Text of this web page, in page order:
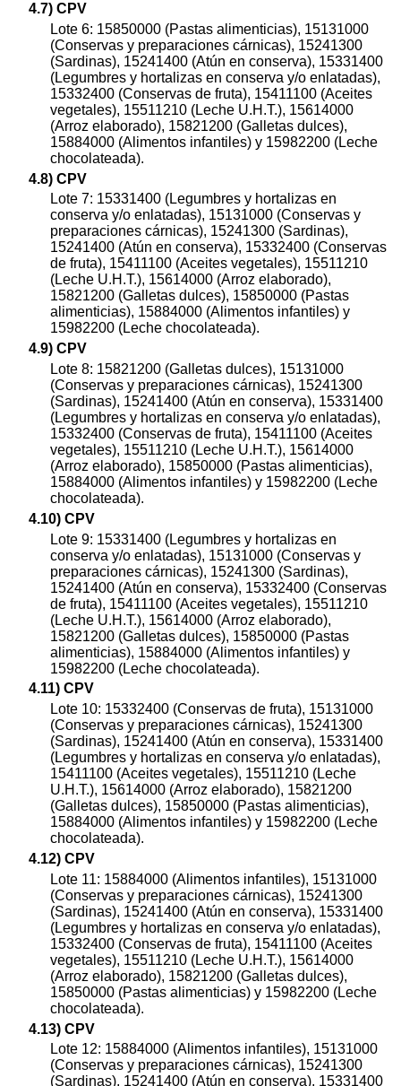
4.7) CPV
Lote 6: 15850000 (Pastas alimenticias), 15131000
(Conservas y preparaciones cárnicas), 15241300
(Sardinas), 15241400 (Atún en conserva), 15331400
(Legumbres y hortalizas en conserva y/o enlatadas),
15332400 (Conservas de fruta), 15411100 (Aceites
vegetales), 15511210 (Leche U.H.T.), 15614000
(Arroz elaborado), 15821200 (Galletas dulces),
15884000 (Alimentos infantiles) y 15982200 (Leche
chocolateada).
4.8) CPV
Lote 7: 15331400 (Legumbres y hortalizas en
conserva y/o enlatadas), 15131000 (Conservas y
preparaciones cárnicas), 15241300 (Sardinas),
15241400 (Atún en conserva), 15332400 (Conservas
de fruta), 15411100 (Aceites vegetales), 15511210
(Leche U.H.T.), 15614000 (Arroz elaborado),
15821200 (Galletas dulces), 15850000 (Pastas
alimenticias), 15884000 (Alimentos infantiles) y
15982200 (Leche chocolateada).
4.9) CPV
Lote 8: 15821200 (Galletas dulces), 15131000
(Conservas y preparaciones cárnicas), 15241300
(Sardinas), 15241400 (Atún en conserva), 15331400
(Legumbres y hortalizas en conserva y/o enlatadas),
15332400 (Conservas de fruta), 15411100 (Aceites
vegetales), 15511210 (Leche U.H.T.), 15614000
(Arroz elaborado), 15850000 (Pastas alimenticias),
15884000 (Alimentos infantiles) y 15982200 (Leche
chocolateada).
4.10) CPV
Lote 9: 15331400 (Legumbres y hortalizas en
conserva y/o enlatadas), 15131000 (Conservas y
preparaciones cárnicas), 15241300 (Sardinas),
15241400 (Atún en conserva), 15332400 (Conservas
de fruta), 15411100 (Aceites vegetales), 15511210
(Leche U.H.T.), 15614000 (Arroz elaborado),
15821200 (Galletas dulces), 15850000 (Pastas
alimenticias), 15884000 (Alimentos infantiles) y
15982200 (Leche chocolateada).
4.11) CPV
Lote 10: 15332400 (Conservas de fruta), 15131000
(Conservas y preparaciones cárnicas), 15241300
(Sardinas), 15241400 (Atún en conserva), 15331400
(Legumbres y hortalizas en conserva y/o enlatadas),
15411100 (Aceites vegetales), 15511210 (Leche
U.H.T.), 15614000 (Arroz elaborado), 15821200
(Galletas dulces), 15850000 (Pastas alimenticias),
15884000 (Alimentos infantiles) y 15982200 (Leche
chocolateada).
4.12) CPV
Lote 11: 15884000 (Alimentos infantiles), 15131000
(Conservas y preparaciones cárnicas), 15241300
(Sardinas), 15241400 (Atún en conserva), 15331400
(Legumbres y hortalizas en conserva y/o enlatadas),
15332400 (Conservas de fruta), 15411100 (Aceites
vegetales), 15511210 (Leche U.H.T.), 15614000
(Arroz elaborado), 15821200 (Galletas dulces),
15850000 (Pastas alimenticias) y 15982200 (Leche
chocolateada).
4.13) CPV
Lote 12: 15884000 (Alimentos infantiles), 15131000
(Conservas y preparaciones cárnicas), 15241300
(Sardinas), 15241400 (Atún en conserva), 15331400